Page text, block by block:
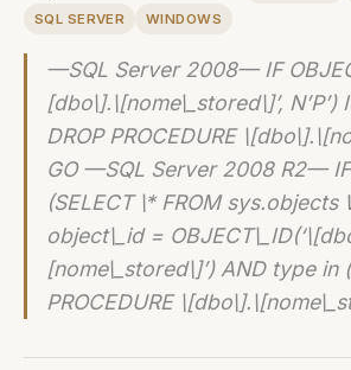
SQL SERVER
WINDOWS
—SQL Server 2008— IF
[dbo\].\[nome\_stored\]’, N’P’)
DROP PROCEDURE
GO —SQL Server 2008 R2— IF
(SELECT \* FROM sys.objects
object\_id =
[nome\_stored\]’) AND type in
PROCEDURE